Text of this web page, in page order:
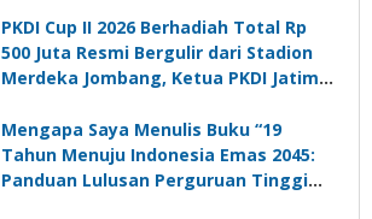
PKDI Cup II 2026 Berhadiah Total Rp
500 Juta Resmi Bergulir dari Stadion
Merdeka Jombang, Ketua PKDI Jatim:
Komunikasi Kades untuk Memajukan
Desa
Mengapa Saya Menulis Buku “19
Tahun Menuju Indonesia Emas 2045:
Panduan Lulusan Perguruan Tinggi